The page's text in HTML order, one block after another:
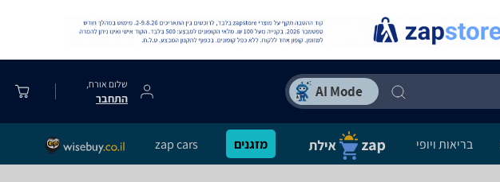
שלום אורח,
התחבר
בריאות ויופי מזגנים zap cars